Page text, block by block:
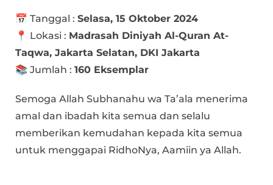
📅 Tanggal : Selasa, 15 Oktober 2024
📍 Lokasi : Madrasah Diniyah Al-Quran At-
Taqwa, Jakarta Selatan, DKI Jakarta
📚 Jumlah : 160 Eksemplar
Semoga Allah Subhanahu wa Ta’ala menerima
amal dan ibadah kita semua dan selalu
memberikan kemudahan kepada kita semua
untuk menggapai RidhoNya, Aamiin ya Allah.